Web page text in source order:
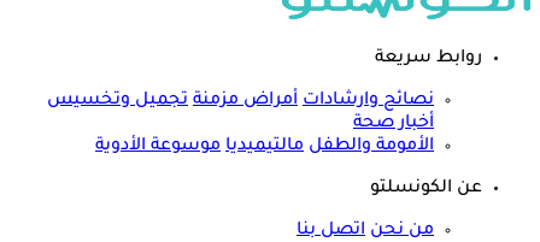
روابط سريعة
نصائح وارشادات أمراض مزمنة تجميل وتخسيس
أخبار صحة
الأمومة والطفل مالتيميديا موسوعة الأدوية
عن الكونسلتو
من نحن اتصل بنا